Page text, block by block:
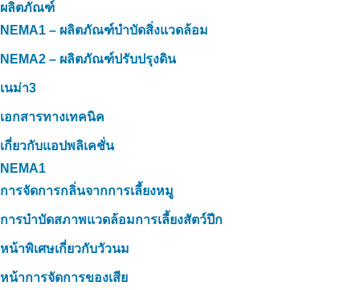
ผลิตภัณฑ์
NEMA1 – ผลิตภัณฑ์บำบัดสิ่งแวดล้อม
NEMA2 – ผลิตภัณฑ์ปรับปรุงดิน
เนม่า3
เอกสารทางเทคนิค
เกี่ยวกับแอปพลิเคชั่น
NEMA1
การจัดการกลิ่นจากการเลี้ยงหมู
การบำบัดสภาพแวดล้อมการเลี้ยงสัตว์ปีก
หน้าพิเศษเกี่ยวกับวัวนม
หน้าการจัดการของเสีย